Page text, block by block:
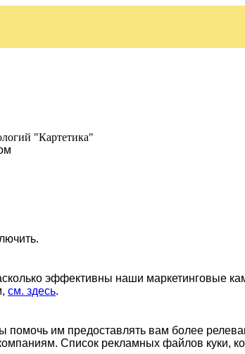
"Картетика"
эффективны наши маркетинговые
см. здесь.
им предоставлять вам более
Список рекламных файлов куки,